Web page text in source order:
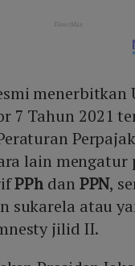
menerbitkan
7 Tahun 2021
lain mengatur
PPh dan PPN,
sukarela atau
jilid II.